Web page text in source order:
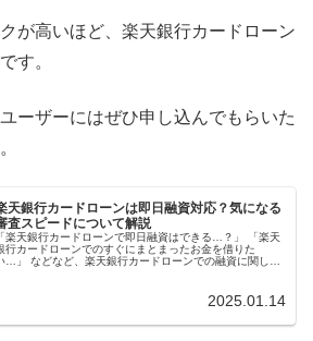
が高いほど、楽天銀行カードローン
す。
ーザーにはぜひ申し込んでもらいた
天銀行カードローンは即日融資対応？気になる
査スピードについて解説
「楽天銀行カードローンで即日融資はできる…？」 「楽天
行カードローンでのすぐにまとまったお金を借りた
など、楽天銀行カードローンでの融資に関し
2025.01.14